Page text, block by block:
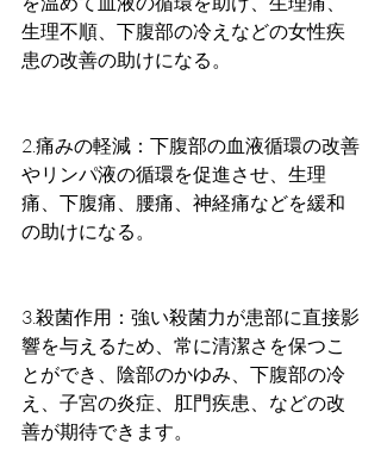
生理不順、下腹部の冷えなどの女性疾
患の改善の助けになる。
2.痛みの軽減：下腹部の血液循環の改善
やリンパ液の循環を促進させ、生理
痛、下腹痛、腰痛、神経痛などを緩和
の助けになる。
3.殺菌作用：強い殺菌力が患部に直接影
響を与えるため、常に清潔さを保つこ
とができ、陰部のかゆみ、下腹部の冷
え、子宮の炎症、肛門疾患、などの改
善が期待できます。